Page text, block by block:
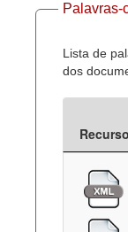
Palavras-
Lista de
dos